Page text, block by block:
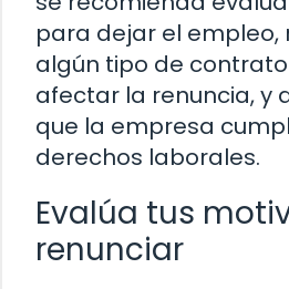
para dejar el empleo,
algún tipo de
afectar la renuncia, y
que la empresa
derechos laborales.
Evalúa tus
renunciar